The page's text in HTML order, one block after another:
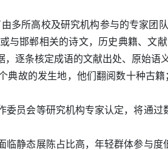
多所高校及研究机构参与的专家团
与邯郸相关的诗文，历史典籍、文
逐条核定成语的文献出处、原始语
故的发生地，他们翻阅数十种古
员会等研究机构专家认定，将通
静态展陈占比高，年轻群体参与